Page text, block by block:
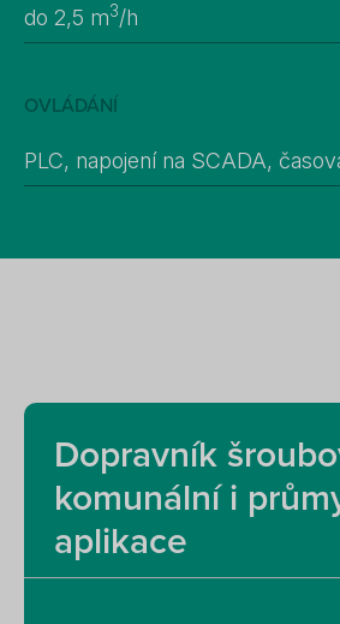
do 2,5 m3/h
OVLÁDÁNÍ
PLC, napojení na SCADA,
Dopravník
komunální i
aplikace